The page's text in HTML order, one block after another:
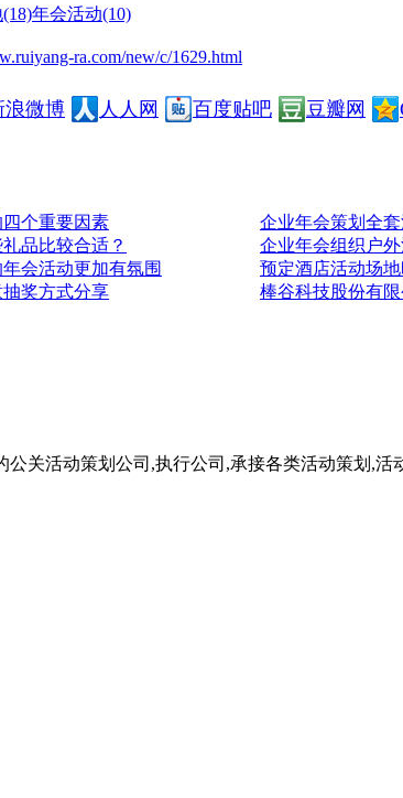
年会活动(10)
ra.com/new/c/1629.html
浪微博 人人网 百度贴吧 豆瓣网
个重要因素 企业年会策划全
品比较合适？
企业年会组织户
会活动更加有氛围
预定酒店活动场
奖方式分享
棒谷科技股份有
关活动策划公司,执行公司,承接各类活动策划,